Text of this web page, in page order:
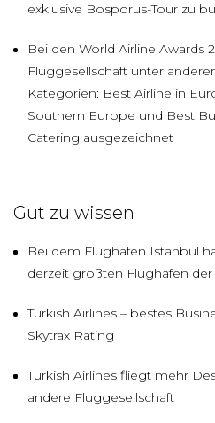
exklusive Bosporus-Tour zu
Bei den World Airline Awards
Fluggesellschaft unter
Kategorien: Best Airline in
Southern Europe und Best
Catering ausgezeichnet
Gut zu wissen
Bei dem Flughafen Istanbul
derzeit größten Flughafen der
Turkish Airlines – bestes
Skytrax Rating
Turkish Airlines fliegt mehr
andere Fluggesellschaft